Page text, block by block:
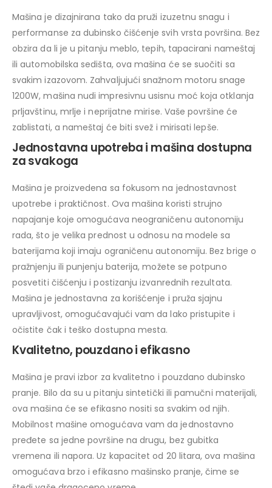
Mašina je dizajnirana tako da pruži izuzetnu snagu i
performanse za dubinsko čišćenje svih vrsta površina. Bez
obzira da li je u pitanju meblo, tepih, tapacirani nameštaj
ili automobilska sedišta, ova mašina će se suočiti sa
svakim izazovom. Zahvaljujući snažnom motoru snage
1200W, mašina nudi impresivnu usisnu moć koja otklanja
prljavštinu, mrlje i neprijatne mirise. Vaše površine će
zablistati, a nameštaj će biti svež i mirisati lepše.
Jednostavna upotreba i mašina dostupna
za svakoga
Mašina je proizvedena sa fokusom na jednostavnost
upotrebe i praktičnost. Ova mašina koristi strujno
napajanje koje omogućava neograničenu autonomiju
rada, što je velika prednost u odnosu na modele sa
baterijama koji imaju ograničenu autonomiju. Bez brige o
pražnjenju ili punjenju baterija, možete se potpuno
posvetiti čišćenju i postizanju izvanrednih rezultata.
Mašina je jednostavna za korišćenje i pruža sjajnu
upravljivost, omogućavajući vam da lako pristupite i
očistite čak i teško dostupna mesta.
Kvalitetno, pouzdano i efikasno
Mašina je pravi izbor za kvalitetno i pouzdano dubinsko
pranje. Bilo da su u pitanju sintetički ili pamučni materijali,
ova mašina će se efikasno nositi sa svakim od njih.
Mobilnost mašine omogućava vam da jednostavno
pređete sa jedne površine na drugu, bez gubitka
vremena ili napora. Uz kapacitet od 20 litara, ova mašina
omogućava brzo i efikasno mašinsko pranje, čime se